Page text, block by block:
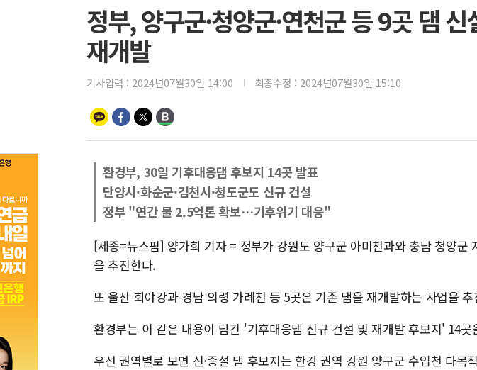
정부, 양구군·청양군·연천군 등 9곳 댐
재개발
기사입력 : 2024년07월30일 14:00 최종수정 : 2024년07월30일 15:10
환경부, 30일 기후대응댐 후보지 14곳 발표
단양시·화순군·김천시·청도군도 신규 건설
정부 "연간 물 2.5억톤 확보…기후위기 대응"
[세종=뉴스핌] 양가희 기자 = 정부가 강원도 양구군 아미천과와 충남 청양군
을 추진한다.
또 울산 회야강과 경남 의령 가례천 등 5곳은 기존 댐을 재개발하는 사업을
환경부는 이 같은 내용이 담긴 '기후대응댐 신규 건설 및 재개발 후보지' 14곳
우선 권역별로 보면 신·증설 댐 후보지는 한강 권역 강원 양구군 수입천 다목